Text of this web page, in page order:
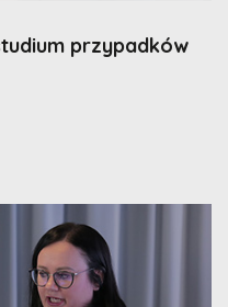
przypadków